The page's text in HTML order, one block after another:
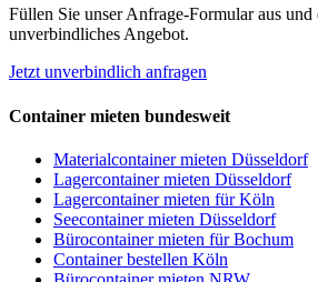
Füllen Sie unser Anfrage-Formular aus und
unverbindliches Angebot.
Jetzt unverbindlich anfragen
Container mieten bundesweit
Materialcontainer mieten Düsseldorf
Lagercontainer mieten Düsseldorf
Lagercontainer mieten für Köln
Seecontainer mieten Düsseldorf
Bürocontainer mieten für Bochum
Container bestellen Köln